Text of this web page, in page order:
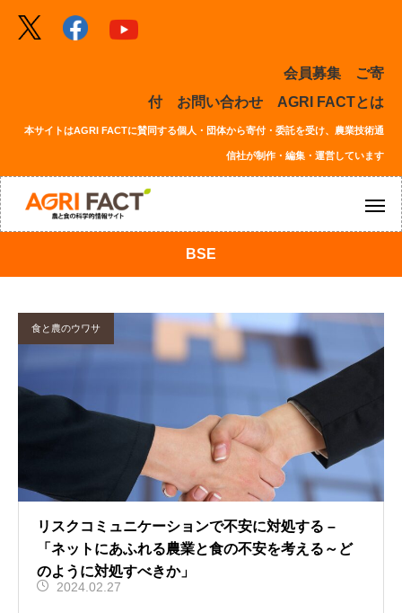
会員募集
ご寄
付
お問い合わせ AGRI FACTとは
本サイトはAGRI FACTに賛同する個人・団体から寄付・委託を受け、農業技術通
信社が制作・編集・運営しています
BSE
食と農のウワサ
リスクコミュニケーションで不安に対処する –
「ネットにあふれる農業と食の不安を考える～ど
のように対処すべきか」
2024.02.27